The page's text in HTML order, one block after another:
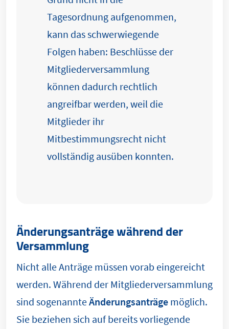
Tagesordnung aufgenommen,
kann das schwerwiegende
Folgen haben: Beschlüsse der
Mitgliederversammlung
können dadurch rechtlich
angreifbar werden, weil die
Mitglieder ihr
Mitbestimmungsrecht nicht
vollständig ausüben konnten.
Änderungsanträge während der
Versammlung
Nicht alle Anträge müssen vorab eingereicht
werden. Während der Mitgliederversammlung
sind sogenannteÄnderungsanträge möglich.
Sie beziehen sich auf bereits vorliegende